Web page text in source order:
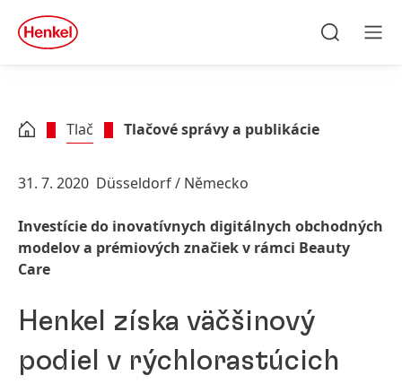
Skip to footer
quick
search
Tlač Tlačové správy a publikácie
31. 7. 2020 Düsseldorf / Německo
Investície do inovatívnych digitálnych obchodných
modelov a prémiových značiek v rámci Beauty
Care
Henkel získa väčšinový
podiel v rýchlorastúcich